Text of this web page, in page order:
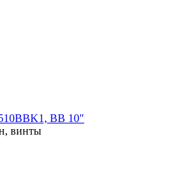
BB 10"
винты